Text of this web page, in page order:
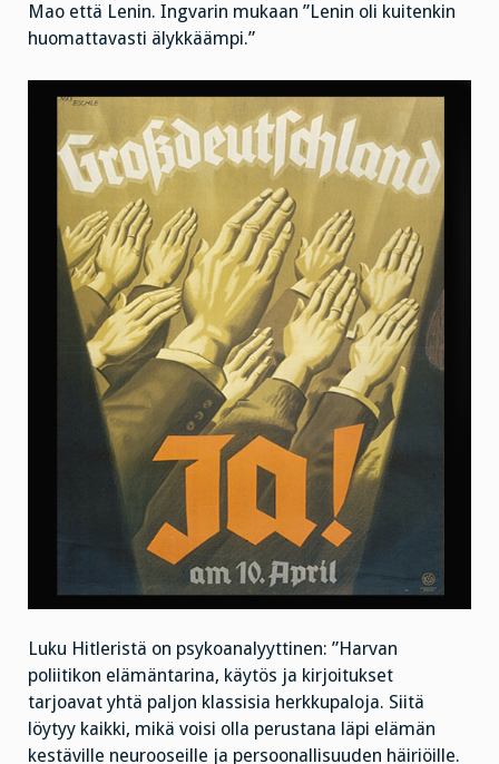
Mao että Lenin. Ingvarin mukaan ”Lenin oli kuitenkin
huomattavasti älykkäämpi.”
Luku Hitleristä on psykoanalyyttinen: ”Harvan
poliitikon elämäntarina, käytös ja kirjoitukset
tarjoavat yhtä paljon klassisia herkkupaloja. Siitä
löytyy kaikki, mikä voisi olla perustana läpi elämän
kestäville neurooseille ja persoonallisuuden häiriöille.